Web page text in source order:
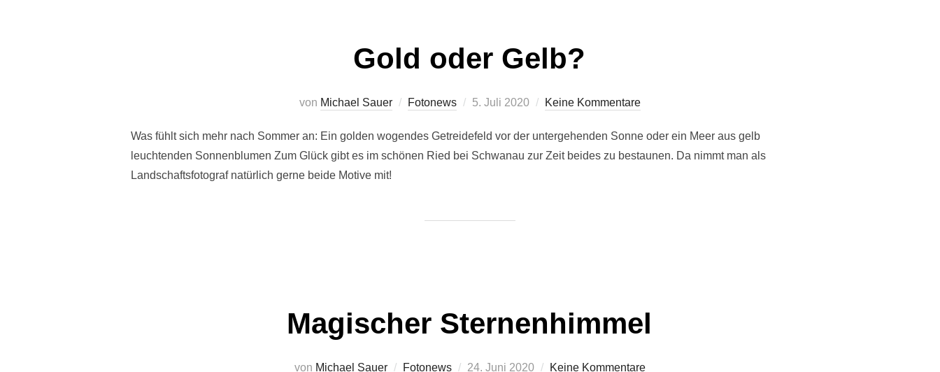
Gold oder Gelb?
von Michael Sauer Fotonews
Veröffentlicht
5. Juli 2020 Keine Kommentare
Was fühlt sich mehr nach Sommer an: Ein golden wogendes Getreidefeld vor der untergehenden Sonne oder ein Meer aus gelb
leuchtenden Sonnenblumen Zum Glück gibt es im schönen Ried bei Schwanau zur Zeit beides zu bestaunen. Da nimmt man als
Landschaftsfotograf natürlich gerne beide Motive mit!
Magischer Sternenhimmel
von Michael Sauer Fotonews Veröffentlicht
24. Juni 2020 Keine Kommentare